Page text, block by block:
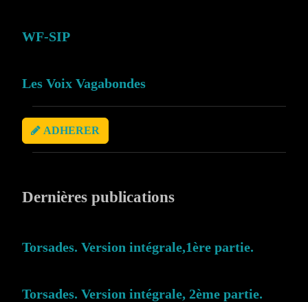
WF-SIP
Les Voix Vagabondes
ADHERER
Dernières publications
Torsades. Version intégrale,1ère partie.
Torsades. Version intégrale, 2ème partie.